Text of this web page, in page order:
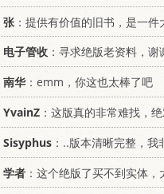
张 ：提供有价值的旧书，是一件
电子管收 ：寻求绝版老资料，谢
南华：emm，你这也太棒了吧
YvainZ ：这版真的非常难找，
Sisyphus ：..版本清晰完整，我非常满意。又及
学者 ：这个绝版了买不到实体，